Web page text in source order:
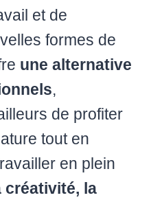
et de
formes de
une alternative
,
de profiter
tout en
en plein
créativité, la